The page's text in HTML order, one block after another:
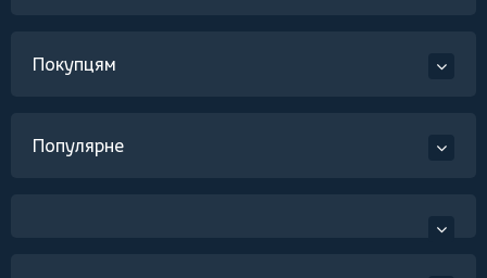
Покупцям
Популярне